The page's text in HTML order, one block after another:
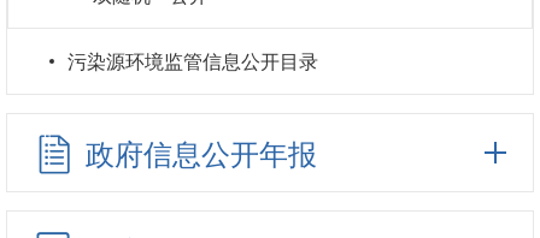
污染源环境监管信息公开目录
政府信息公开年报